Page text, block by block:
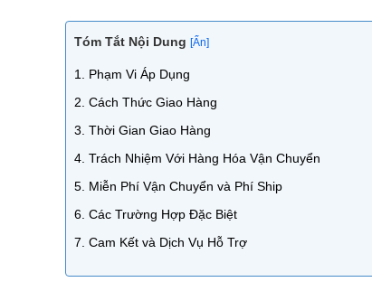
Tóm Tắt Nội Dung [Ẩn]
1. Phạm Vi Áp Dụng
2. Cách Thức Giao Hàng
3. Thời Gian Giao Hàng
4. Trách Nhiệm Với Hàng Hóa Vận Chuyển
5. Miễn Phí Vận Chuyển và Phí Ship
6. Các Trường Hợp Đặc Biệt
7. Cam Kết và Dịch Vụ Hỗ Trợ